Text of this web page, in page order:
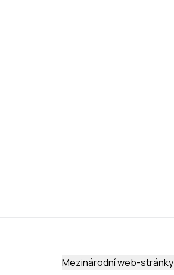
Mezinárodní web-stránky